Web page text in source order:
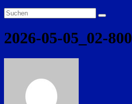
2026-05-05_02-800